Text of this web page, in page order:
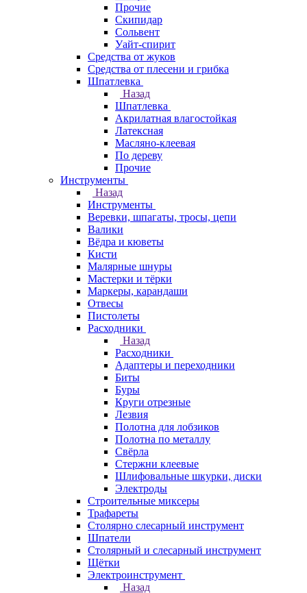
Прочие
Скипидар
Сольвент
Уайт-спирит
Средства от жуков
Средства от плесени и грибка
Шпатлевка
Назад
Шпатлевка
Акрилатная влагостойкая
Латексная
Масляно-клеевая
По дереву
Прочие
Инструменты
Назад
Инструменты
Веревки, шпагаты, тросы, цепи
Валики
Вёдра и кюветы
Кисти
Малярные шнуры
Мастерки и тёрки
Маркеры, карандаши
Отвесы
Пистолеты
Расходники
Назад
Расходники
Адаптеры и переходники
Биты
Буры
Круги отрезные
Лезвия
Полотна для лобзиков
Полотна по металлу
Свёрла
Стержни клеевые
Шлифовальные шкурки, диски
Электроды
Строительные миксеры
Трафареты
Столярно слесарный инструмент
Шпатели
Столярный и слесарный инструмент
Щётки
Электроинструмент
Назад